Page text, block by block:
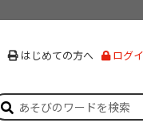
はじめての方へ ログ